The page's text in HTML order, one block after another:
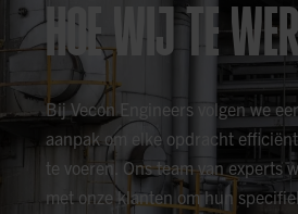
HOE WIJ TE
Bij Vecon Engineers volgen we
aanpak om elke opdracht
te voeren. Ons team van experts
met onze klanten om hun